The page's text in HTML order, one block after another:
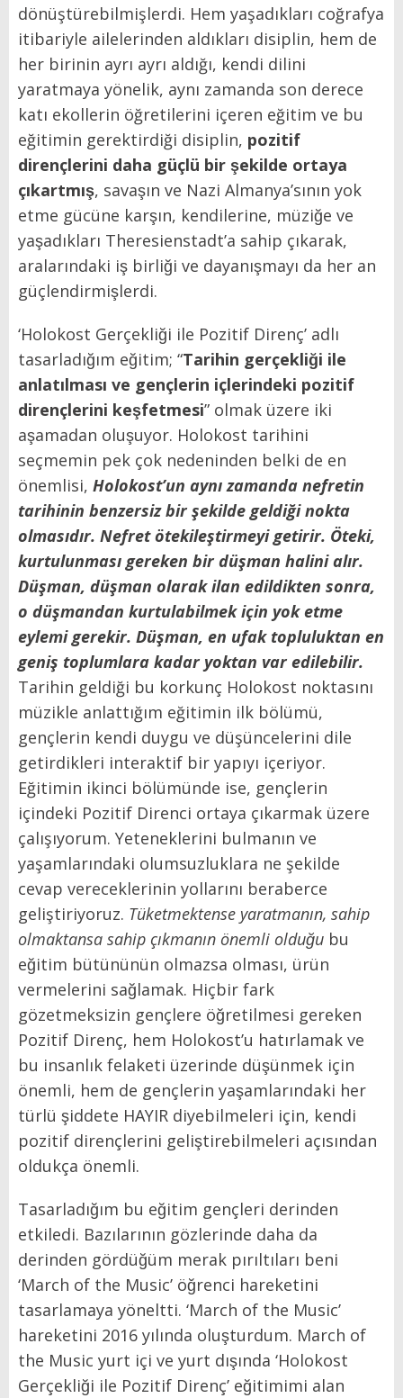
dönüştürebilmişlerdi. Hem yaşadıkları coğrafya
itibariyle ailelerinden aldıkları disiplin, hem de
her birinin ayrı ayrı aldığı, kendi dilini
yaratmaya yönelik, aynı zamanda son derece
katı ekollerin öğretilerini içeren eğitim ve bu
eğitimin gerektirdiği disiplin, pozitif
dirençlerini daha güçlü bir şekilde ortaya
çıkartmış, savaşın ve Nazi Almanya’sının yok
etme gücüne karşın, kendilerine, müziğe ve
yaşadıkları Theresienstadt’a sahip çıkarak,
aralarındaki iş birliği ve dayanışmayı da her an
güçlendirmişlerdi.
‘Holokost Gerçekliği ile Pozitif Direnç’ adlı
tasarladığım eğitim; “Tarihin gerçekliği ile
anlatılması ve gençlerin içlerindeki pozitif
dirençlerini keşfetmesi” olmak üzere iki
aşamadan oluşuyor. Holokost tarihini
seçmemin pek çok nedeninden belki de en
önemlisi, Holokost’un aynı zamanda nefretin
tarihinin benzersiz bir şekilde geldiği nokta
olmasıdır. Nefret ötekileştirmeyi getirir. Öteki,
kurtulunması gereken bir düşman halini alır.
Düşman, düşman olarak ilan edildikten sonra,
o düşmandan kurtulabilmek için yok etme
eylemi gerekir. Düşman, en ufak topluluktan en
geniş toplumlara kadar yoktan var edilebilir.
Tarihin geldiği bu korkunç Holokost noktasını
müzikle anlattığım eğitimin ilk bölümü,
gençlerin kendi duygu ve düşüncelerini dile
getirdikleri interaktif bir yapıyı içeriyor.
Eğitimin ikinci bölümünde ise, gençlerin
içindeki Pozitif Direnci ortaya çıkarmak üzere
çalışıyorum. Yeteneklerini bulmanın ve
yaşamlarındaki olumsuzluklara ne şekilde
cevap vereceklerinin yollarını beraberce
geliştiriyoruz. Tüketmektense yaratmanın, sahip
olmaktansa sahip çıkmanın önemli olduğu bu
eğitim bütününün olmazsa olması, ürün
vermelerini sağlamak. Hiçbir fark
gözetmeksizin gençlere öğretilmesi gereken
Pozitif Direnç, hem Holokost’u hatırlamak ve
bu insanlık felaketi üzerinde düşünmek için
önemli, hem de gençlerin yaşamlarındaki her
türlü şiddete HAYIR diyebilmeleri için, kendi
pozitif dirençlerini geliştirebilmeleri açısından
oldukça önemli.
Tasarladığım bu eğitim gençleri derinden
etkiledi. Bazılarının gözlerinde daha da
derinden gördüğüm merak pırıltıları beni
‘March of the Music’ öğrenci hareketini
tasarlamaya yöneltti. ‘March of the Music’
hareketini 2016 yılında oluşturdum. March of
the Music yurt içi ve yurt dışında ‘Holokost
Gerçekliği ile Pozitif Direnç’ eğitimimi alan